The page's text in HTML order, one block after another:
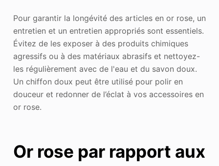
Pour garantir la longévité des articles en or rose, un
entretien et un entretien appropriés sont essentiels.
Évitez de les exposer à des produits chimiques
agressifs ou à des matériaux abrasifs et nettoyez-
les régulièrement avec de l'eau et du savon doux.
Un chiffon doux peut être utilisé pour polir en
douceur et redonner de l’éclat à vos accessoires en
or rose.
Or rose par rapport aux